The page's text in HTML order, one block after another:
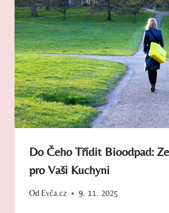
Do Čeho Třídit Bioodpad:
pro Vaši Kuchyni
Od Evča.cz 9. 11. 2025